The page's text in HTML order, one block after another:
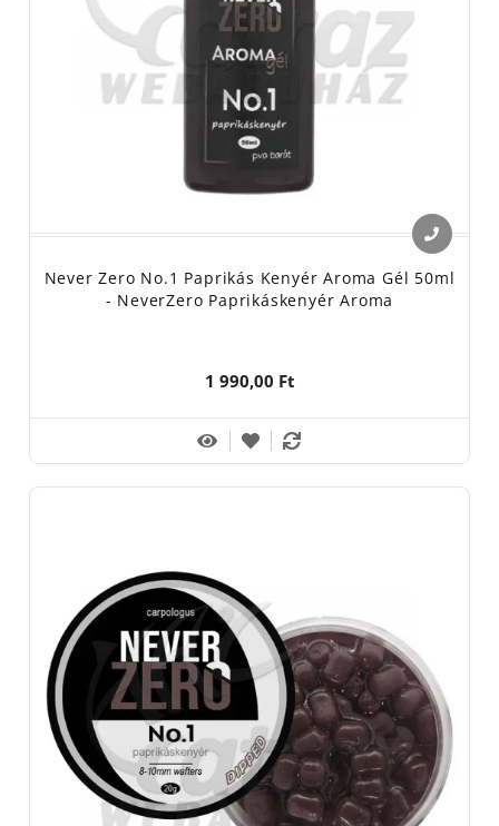
Never Zero No.1 Paprikás Kenyér Aroma Gél 50ml
- NeverZero Paprikáskenyér Aroma
1 990,00 Ft